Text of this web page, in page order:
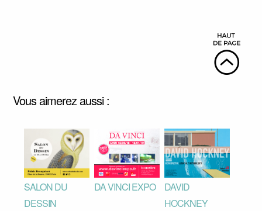
Vous aimerez aussi :
SALON DU
DESSIN
DA VINCI EXPO
DAVID
HOCKNEY